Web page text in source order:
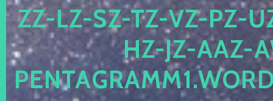
-LZ-SZ-TZ-VZ-PZ-UZ-
-JZ-AAZ-